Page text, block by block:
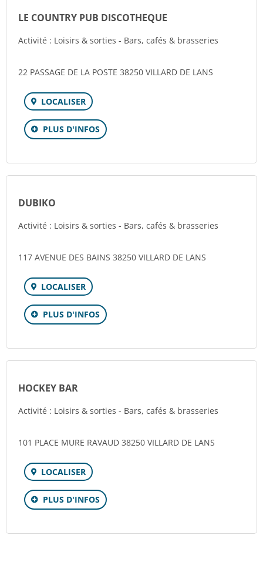
LE COUNTRY PUB DISCOTHEQUE
Activité : Loisirs & sorties - Bars, cafés & brasseries
22 PASSAGE DE LA POSTE 38250 VILLARD DE LANS
LOCALISER
PLUS D'INFOS
DUBIKO
Activité : Loisirs & sorties - Bars, cafés & brasseries
117 AVENUE DES BAINS 38250 VILLARD DE LANS
LOCALISER
PLUS D'INFOS
HOCKEY BAR
Activité : Loisirs & sorties - Bars, cafés & brasseries
101 PLACE MURE RAVAUD 38250 VILLARD DE LANS
LOCALISER
PLUS D'INFOS